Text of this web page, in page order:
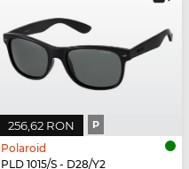
256,62 RON P
Polaroid
PLD 1015/S - D28/Y2